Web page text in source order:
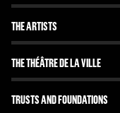
THE ARTISTS
The Troupe
THE THÉÂTRE DE LA VILLE
Our project
Emmanuel Demarcy-Mota
TRUSTS AND FOUNDATIONS